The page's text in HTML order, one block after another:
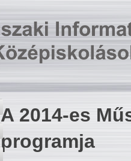
A 2014-es
programja